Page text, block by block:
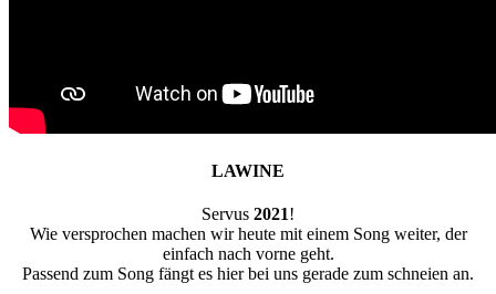
LAWINE
Servus 2021!
Wie versprochen machen wir heute mit einem Song weiter, der
einfach nach vorne geht.
Passend zum Song fängt es hier bei uns gerade zum schneien an.